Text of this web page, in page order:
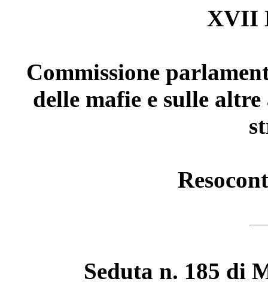
XVII
Commissione
delle mafie e sulle
Seduta n. 185 di